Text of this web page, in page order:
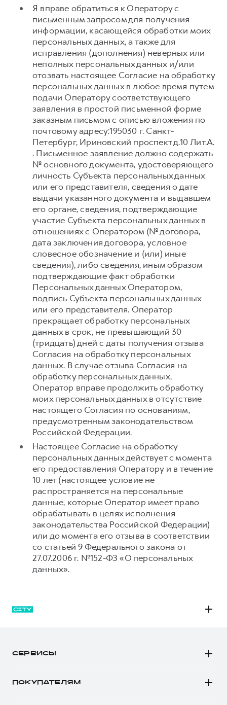
Я вправе обратиться к Оператору с
письменным запросом для получения
информации, касающейся обработки моих
персональных данных, а также для
исправления (дополнения) неверных или
неполных персональных данных и/или
отозвать настоящее Согласие на обработку
персональных данных в любое время путем
подачи Оператору соответствующего
заявления в простой письменной форме
заказным письмом с описью вложения по
почтовому адресу:195030 г. Санкт-
Петербург, Ириновский проспект д.10 Лит.А.
. Письменное заявление должно содержать
№ основного документа, удостоверяющего
личность Субъекта персональных данных
или его представителя, сведения о дате
выдачи указанного документа и выдавшем
его органе, сведения, подтверждающие
участие Субъекта персональных данных в
отношениях с Оператором (№ договора,
дата заключения договора, условное
словесное обозначение и (или) иные
сведения), либо сведения, иным образом
подтверждающие факт обработки
Персональных данных Оператором,
подпись Субъекта персональных данных
или его представителя. Оператор
прекращает обработку персональных
данных в срок, не превышающий 30
(тридцать) дней с даты получения отзыва
Согласия на обработку персональных
данных. В случае отзыва Согласия на
обработку персональных данных,
Оператор вправе продолжить обработку
моих персональных данных в отсутствие
настоящего Согласия по основаниям,
предусмотренным законодательством
Российской Федерации.
Настоящее Согласие на обработку
персональных данных действует с момента
его предоставления Оператору и в течение
10 лет (настоящее условие не
распространяется на персональные
данные, которые Оператор имеет право
обрабатывать в целях исполнения
законодательства Российской Федерации)
или до момента его отзыва в соответствии
со статьей 9 Федерального закона от
27.07.2006 г. №152-ФЗ «О персональных
данных».
СЕРВИСЫ
ПОКУПАТЕЛЯМ